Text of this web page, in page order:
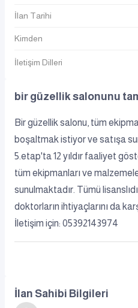
İlan Tarihi
Kimden
İletişim Dilleri
bir güzellik salonunu
Bir güzellik salonu, tüm
boşaltmak istiyor ve satışa
5.etap'ta 12 yıldır faaliyet
tüm ekipmanları ve
sunulmaktadır. Tümü
doktorların ihtiyaçlarını da
İletişim için: 05392143974
İlan Sahibi Bilgileri